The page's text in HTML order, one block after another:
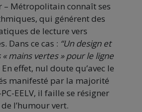
– Métropolitain connaît ses
qui générent des
de lecture vers
Dans ce cas : “Un design et
mains vertes » pour le ligne
En effet, nul doute qu’avec le
manifesté par la majorité
EELV, il faille se résigner
l’humour vert.